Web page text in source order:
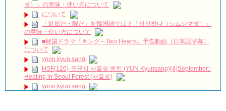
본 리딩 현장! NEW!
アルハンブラ宮殿の思い出 パワータッチ
🎬 최진혁 | 뮤지컬 그날들 트레일러 | 260609~260823 | #최진혁
#노래 #뮤지컬 #그날들 #정학 #인터뷰 #shorts #불후의명곡 #미우새 #
최진혁아카이브 NEW!
よくおごってくれる綺麗なお姉さん 11/3（祝）あさ10時 第
1話先行放送 11/18（金）本放送開始！ 全国無料放送
BSJapanext NEW!
女優ソン・ソンミ、夫の葬儀を終え「帰ってきたポク・ダン
ジ」の撮影に復帰へ NEW!
ダ）」の意味・使い方について
について
「退屈だ・暇だ」を韓国語では？「심심하다（シムシマダ）」
の意味・使い方について
■韓国ドラマ『キング～Two Hearts』予告動画（日本語字幕）
について
yoon kyun sang
HSF(126)-윤균상 서울숲 벤치 (YUN Kyunsang)(4)September::
Healing in Seoul Forest (서울숲)
yoon kyun sang